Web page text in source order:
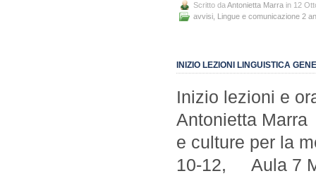
Scritto daAntonietta Marra in 12
avvisi
Lingue e comunicazione 2
INIZIO LEZIONI LINGUISTICA
Inizio lezioni e
Antonietta
e culture per la
10-12, Aula 7